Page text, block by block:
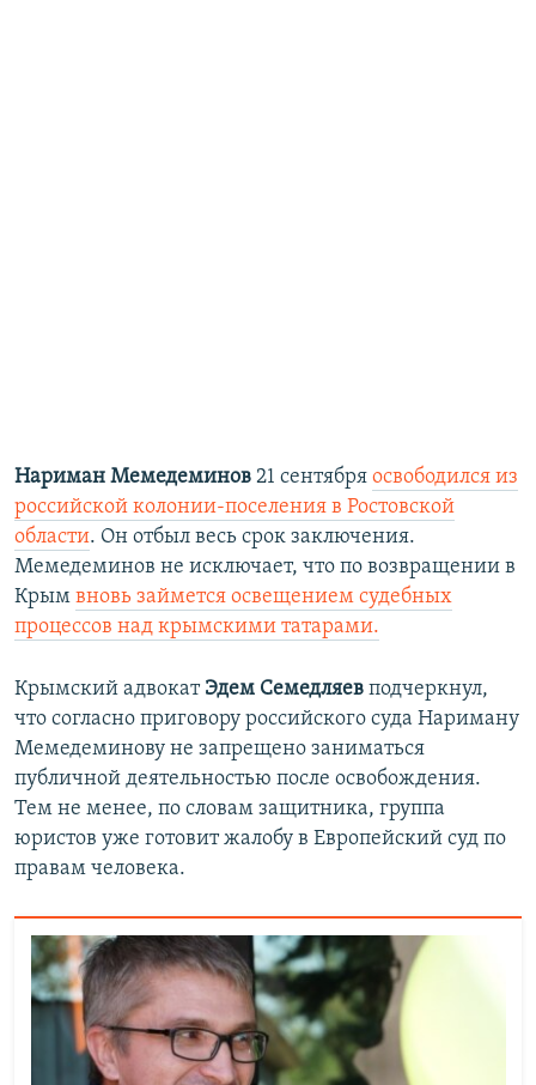
Нариман Мемедеминов 21 сентября освободился из
российской колонии-поселения в Ростовской
области. Он отбыл весь срок заключения.
Мемедеминов не исключает, что по возвращении в
Крым вновь займется освещением судебных
процессов над крымскими татарами.
Крымский адвокат Эдем Семедляев подчеркнул,
что согласно приговору российского суда Нариману
Мемедеминову не запрещено заниматься
публичной деятельностью после освобождения.
Тем не менее, по словам защитника, группа
юристов уже готовит жалобу в Европейский суд по
правам человека.